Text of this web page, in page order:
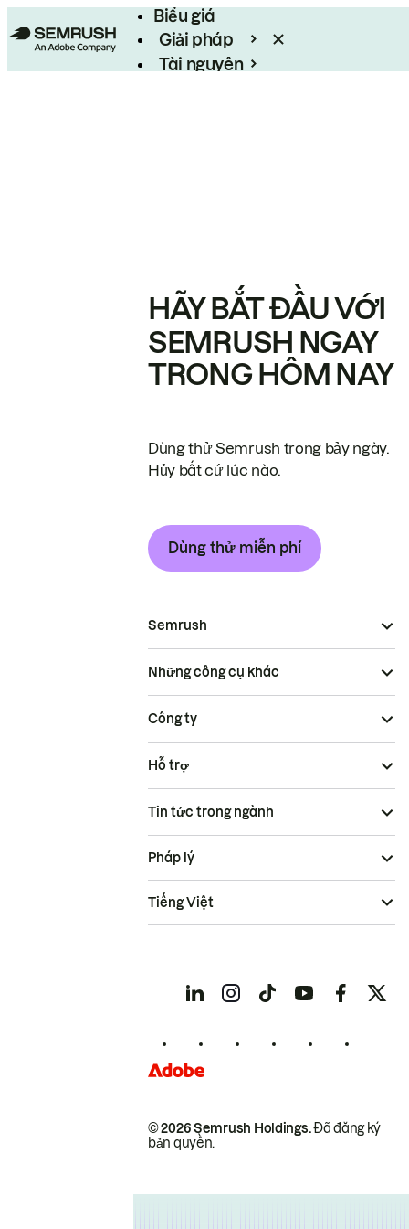
Biểu giá
Giải pháp
Tài nguyên
HÃY BẮT ĐẦU VỚI
SEMRUSH NGAY
TRONG HÔM NAY
Dùng thử Semrush trong bảy ngày.
Hủy bất cứ lúc nào.
Dùng thử miễn phí
Semrush
Những công cụ khác
Công ty
Hỗ trợ
Tin tức trong ngành
© 2026 Semrush Holdings.Đã đăng ký
bản quyền.
Pháp lý
Tiếng Việt